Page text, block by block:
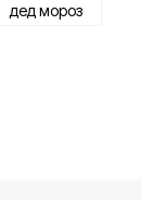
дед мороз